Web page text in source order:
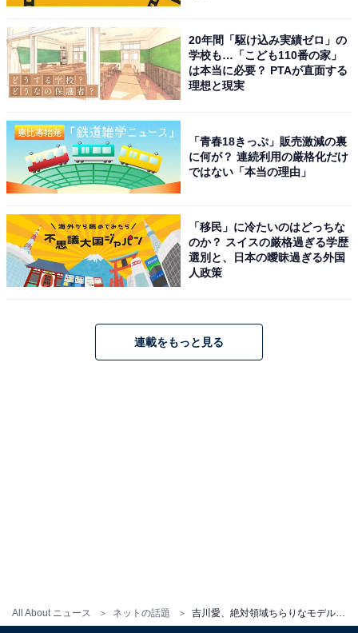
All About ニュース ネットの話題
20年間「駆け込み実績ゼロ」の
学校も…「こども110番の家」
は本当に必要？ PTAが直面する
理想と現実
「青春18きっぷ」販売激減の裏
に何が？ 連続利用の厳格化だけ
ではない「本当の理由」
「移民」に冷たいのはどっちな
のか？ スイスの厳格過ぎる学歴
選別と、日本の曖昧過ぎる外国
人政策
連載をもっと見る